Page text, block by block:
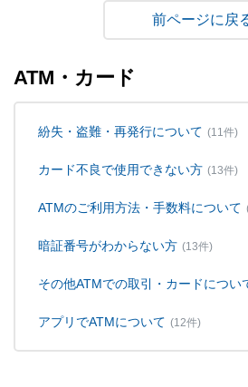
戻
ATM・カード
紛失・盗難・再発行について (11件)
カード不良で使用できない方 (13件)
ATMのご利用方法・手数料について
暗証番号がわからない方 (13件)
その他ATMでの取引・カードについ
アプリでATMについて (12件)